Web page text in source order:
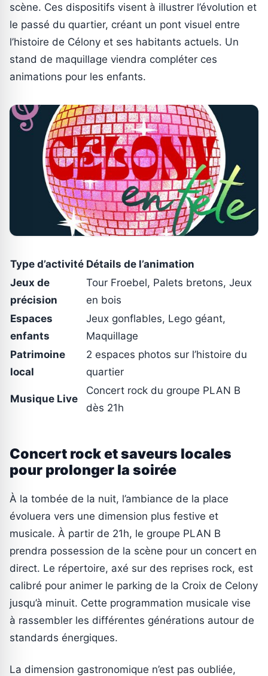
scène. Ces dispositifs visent à illustrer l’évolution et
le passé du quartier, créant un pont visuel entre
l’histoire de Célony et ses habitants actuels. Un
stand de maquillage viendra compléter ces
animations pour les enfants.
Type d’activité Détails de l’animation
Jeux de
précision
Tour Froebel, Palets bretons, Jeux
en bois
Espaces
enfants
Jeux gonflables, Lego géant,
Maquillage
Patrimoine
local
2 espaces photos sur l’histoire du
quartier
Musique Live
Concert rock du groupe PLAN B
dès 21h
Concert rock et saveurs locales
pour prolonger la soirée
À la tombée de la nuit, l’ambiance de la place
évoluera vers une dimension plus festive et
musicale. À partir de 21h, le groupe PLAN B
prendra possession de la scène pour un concert en
direct. Le répertoire, axé sur des reprises rock, est
calibré pour animer le parking de la Croix de Celony
jusqu’à minuit. Cette programmation musicale vise
à rassembler les différentes générations autour de
standards énergiques.
La dimension gastronomique n’est pas oubliée,